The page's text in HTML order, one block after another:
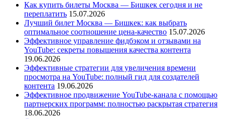
Как купить билеты Москва — Бишкек сегодня и не
переплатить 15.07.2026
Лучший билет Москва — Бишкек: как выбрать
оптимальное соотношение цена-качество 15.07.2026
Эффективное управление фидбэком и отзывами на
YouTube: секреты повышения качества контента
19.06.2026
Эффективные стратегии для увеличения времени
просмотра на YouTube: полный гид для создателей
контента 19.06.2026
Эффективное продвижение YouTube-канала с помощью
партнерских программ: полностью раскрытая стратегия
18.06.2026